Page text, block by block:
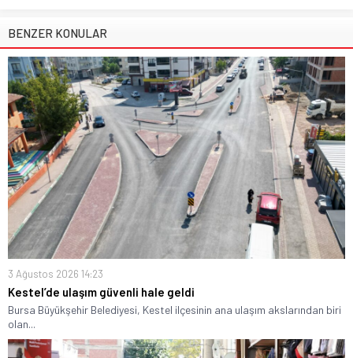
BENZER KONULAR
3 Ağustos 2026 14:23
Kestel’de ulaşım güvenli hale geldi
Bursa Büyükşehir Belediyesi, Kestel ilçesinin ana ulaşım akslarından biri
olan...